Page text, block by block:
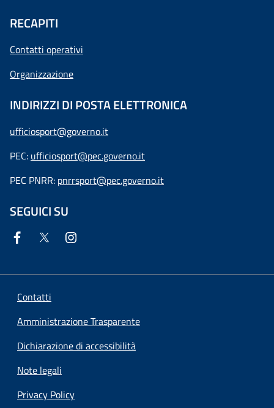
RECAPITI
Contatti operativi
Organizzazione
INDIRIZZI DI POSTA ELETTRONICA
ufficiosport@governo.it
PEC: ufficiosport@pec.governo.it
PEC PNRR: pnrrsport@pec.governo.it
SEGUICI SU
Contatti
Amministrazione Trasparente
Dichiarazione di accessibilità
Note legali
Privacy Policy